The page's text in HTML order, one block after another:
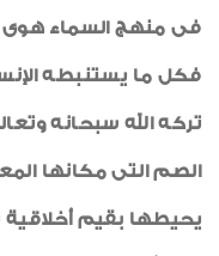
فى منهج السماء هوى
فكل ما يستنبطه
تركه الله سبحانه
الصم التى مكانها
يحيطها بقيم أخلاقية